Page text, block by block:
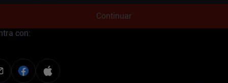
Continuar
con: